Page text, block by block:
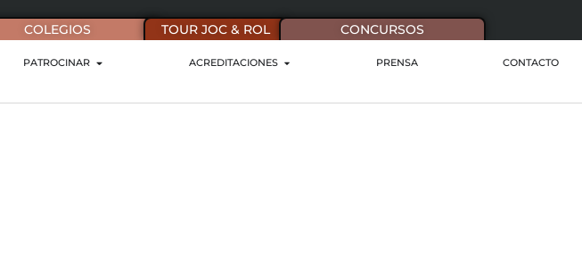
COLEGIOS TOUR JOC & ROL CONCURSOS
PATROCINAR ACREDITACIONES PRENSA CONTACTO